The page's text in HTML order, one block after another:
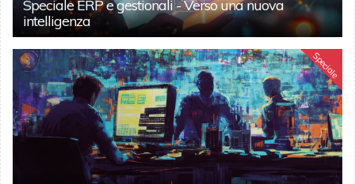
Speciale ERP e gestionali - Verso una nuova
intelligenza
Speciale